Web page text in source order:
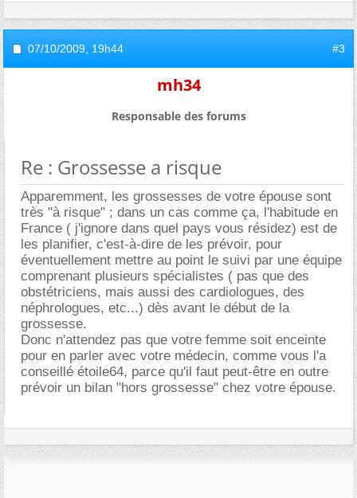
07/10/2009, 19h44 #3
mh34
Responsable des forums
Re : Grossesse a risque
Apparemment, les grossesses de votre épouse sont
très "à risque" ; dans un cas comme ça, l'habitude en
France ( j'ignore dans quel pays vous résidez) est de
les planifier, c'est-à-dire de les prévoir, pour
éventuellement mettre au point le suivi par une équipe
comprenant plusieurs spécialistes ( pas que des
obstétriciens, mais aussi des cardiologues, des
néphrologues, etc...) dès avant le début de la
grossesse.
Donc n'attendez pas que votre femme soit enceinte
pour en parler avec votre médecin, comme vous l'a
conseillé étoile64, parce qu'il faut peut-être en outre
prévoir un bilan "hors grossesse" chez votre épouse.